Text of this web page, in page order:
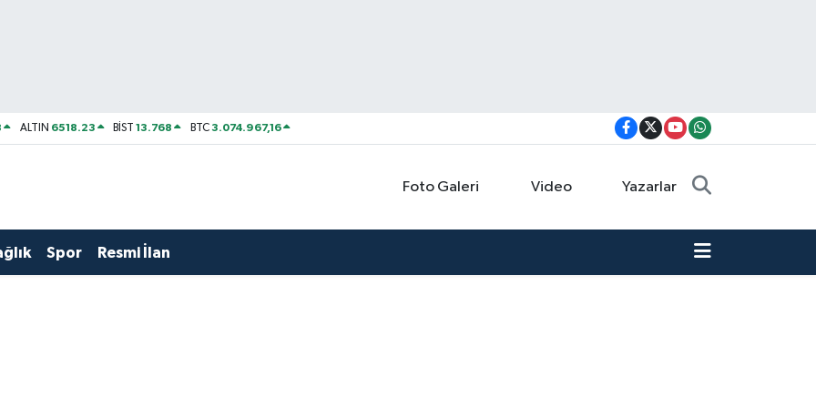
ALTIN 6518.23 BİST13.768 BTC3.074.967,16
Foto Galeri Video Yazarlar
Spor Resmi İlan